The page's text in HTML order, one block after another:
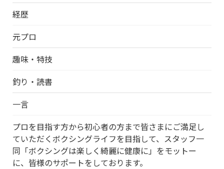
経歴
元プロ
趣味・特技
釣り・読書
一言
プロを目指す方から初心者の方まで皆さまにご満足し
ていただくボクシングライフを目指して、スタッフ一
同「ボクシングは楽しく綺麗に健康に」をモットー
に、皆様のサポートをしております。